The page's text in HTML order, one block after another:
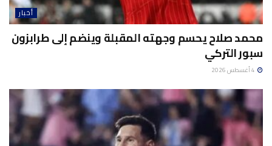
أخبار
محمد صلاح يحسم وجهته المقبلة وينضم إلى طرابزون
سبور التركي